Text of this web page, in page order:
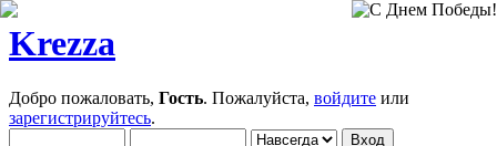
Krezza
Добро пожаловать, Гость. Пожалуйста, войдите или
зарегистрируйтесь.